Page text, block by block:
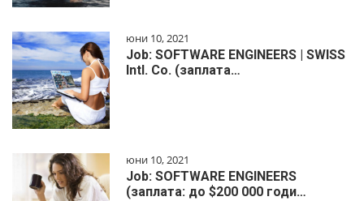
юни 10, 2021
Job: SOFTWARE ENGINEERS | SWISS
Intl. Co. (заплата…
юни 10, 2021
Job: SOFTWARE ENGINEERS
(заплата: до $200 000 годи…